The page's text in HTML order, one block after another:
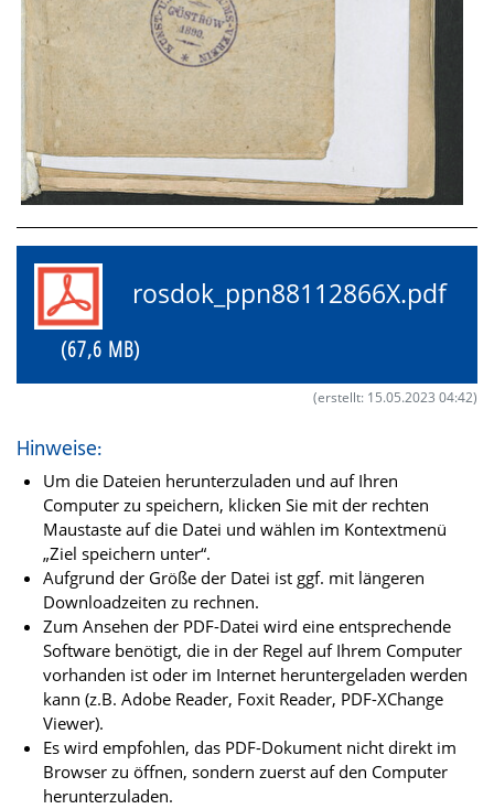
rosdok_ppn88112866X.pdf
(67,6 MB)
(erstellt: 15.05.2023 04:42)
Hinweise:
Um die Dateien herunterzuladen und auf Ihren
Computer zu speichern, klicken Sie mit der rechten
Maustaste auf die Datei und wählen im Kontextmenü
„Ziel speichern unter“.
Aufgrund der Größe der Datei ist ggf. mit längeren
Downloadzeiten zu rechnen.
Zum Ansehen der PDF-Datei wird eine entsprechende
Software benötigt, die in der Regel auf Ihrem Computer
vorhanden ist oder im Internet heruntergeladen werden
kann (z.B. Adobe Reader, Foxit Reader, PDF-XChange
Viewer).
Es wird empfohlen, das PDF-Dokument nicht direkt im
Browser zu öffnen, sondern zuerst auf den Computer
herunterzuladen.